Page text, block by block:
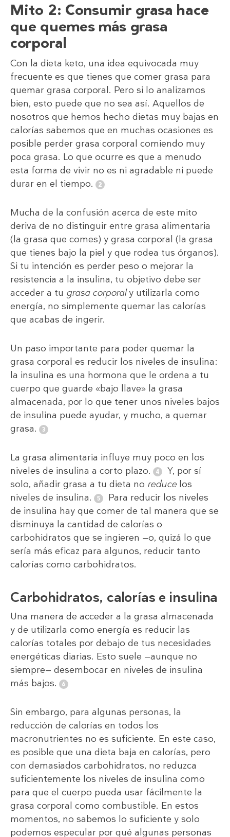
Mito 2: Consumir grasa hace
que quemes más grasa
corporal
Con la dieta keto, una idea equivocada muy
frecuente es que tienes que comer grasa para
quemar grasa corporal. Pero si lo analizamos
bien, esto puede que no sea así. Aquellos de
nosotros que hemos hecho dietas muy bajas en
calorías sabemos que en muchas ocasiones es
posible perder grasa corporal comiendo muy
poca grasa. Lo que ocurre es que a menudo
esta forma de vivir no es ni agradable ni puede
durar en el tiempo.
Mucha de la confusión acerca de este mito
deriva de no distinguir entre grasa alimentaria
(la grasa que comes) y grasa corporal (la grasa
que tienes bajo la piel y que rodea tus órganos).
Si tu intención es perder peso o mejorar la
resistencia a la insulina, tu objetivo debe ser
acceder a tu grasa corporaly utilizarla como
energía, no simplemente quemar las calorías
que acabas de ingerir.
Un paso importante para poder quemar la
grasa corporal es reducir los niveles de insulina:
la insulina es una hormona que le ordena a tu
cuerpo que guarde «bajo llave» la grasa
almacenada, por lo que tener unos niveles bajos
de insulina puede ayudar, y mucho, a quemar
grasa.
La grasa alimentaria influye muy poco en los
niveles de insulina a corto plazo.
Y, por sí
solo, añadir grasa a tu dieta no reduce los
niveles de insulina.
Para reducir los niveles
de insulina hay que comer de tal manera que se
disminuya la cantidad de calorías o
carbohidratos que se ingieren —o, quizá lo que
sería más eficaz para algunos, reducir tanto
calorías como carbohidratos.
Carbohidratos, calorías e insulina
Una manera de acceder a la grasa almacenada
y de utilizarla como energía es reducir las
calorías totales por debajo de tus necesidades
energéticas diarias. Esto suele —aunque no
siempre— desembocar en niveles de insulina
más bajos.
Sin embargo, para algunas personas, la
reducción de calorías en todos los
macronutrientes no es suficiente. En este caso,
es posible que una dieta baja en calorías, pero
con demasiados carbohidratos, no reduzca
suficientemente los niveles de insulina como
para que el cuerpo pueda usar fácilmente la
grasa corporal como combustible. En estos
momentos, no sabemos lo suficiente y solo
podemos especular por qué algunas personas